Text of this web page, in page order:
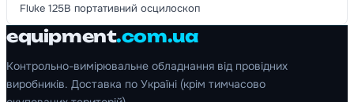
Fluke 125B портативний осцилоскоп
equipment.com.ua
Контрольно-вимірювальне обладнання від провідних
виробників. Доставка по Україні (крім тимчасово